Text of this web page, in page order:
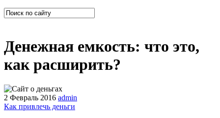
Денежная емкость: что это,
как расширить?
2 Февраль 2016 admin
Как привлечь деньги